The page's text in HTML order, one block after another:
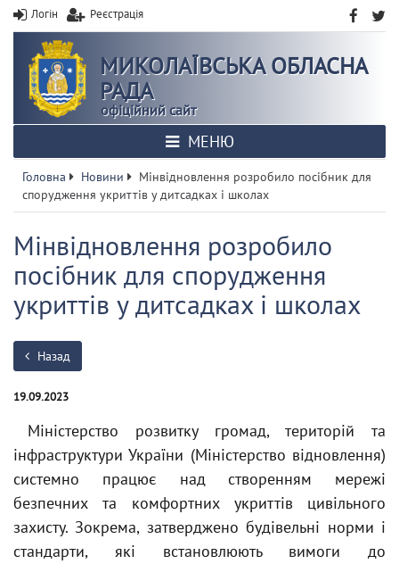
Логін Реєстрація
МИКОЛАЇВСЬКА ОБЛАСНА
РАДА
офіційний сайт
МЕНЮ
Головна Новини
Мінвідновлення розробило посібник для
спорудження укриттів у дитсадках і школах
Мінвідновлення розробило
посібник для спорудження
укриттів у дитсадках і школах
Назад
19.09.2023
Міністерство розвитку громад, територій та
інфраструктури України (Міністерство відновлення)
системно працює над створенням мережі
безпечних та комфортних укриттів цивільного
захисту. Зокрема, затверджено будівельні норми і
стандарти, які встановлюють вимоги до